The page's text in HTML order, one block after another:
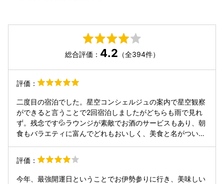
総合評価： 4.2 （全394件）
評価：
二度目の宿泊でした。星空コンシェルジュの案内で星空観察
ができると言うことで2回宿泊しましたがどちらも雨で見れ
ず。残念です💦ラウンジが素敵でお酒のサービスもあり、朝
食もバラエティに富んでどれもおいしく、美食と名がついて
レストランにいらっしゃいましたがどの方も丁寧な日本語で
感心しました。もう一度リベンジしたいです🌟
評価：
今年、最強開運日ということでお伊勢参りに行き、美味しい